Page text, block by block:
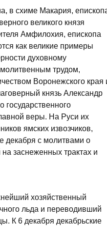
в схиме Макария,
великого князя
Амфилохия, епископа
как великие примеры
духовному
трудом,
Воронежского края
князь Александр
государственного
веры. На Руси их
ямских извозчиков,
декабря с молитвами о
заснеженных трактах и
хозяйственный
льда и переводивший
К 6 декабря декабрьские